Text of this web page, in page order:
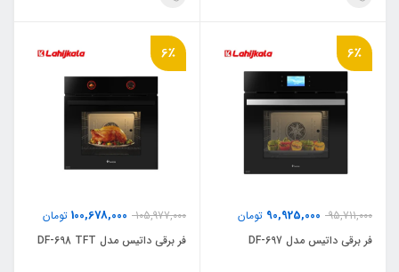
6٪
95,711,000
90,925,000 تومان
فر برقی داتیس مدل DF-697
6٪
105,977,000
100,678,000 تومان
فر برقی داتیس مدل DF-698 TFT